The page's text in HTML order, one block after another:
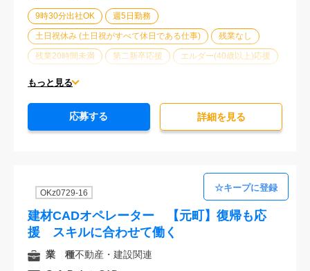
9時30分出社OK 週5日勤務
土日祝休み (土日祝がすべて休日である仕事) 残業なし
残業20時間未満 第二新卒応援 エルダー(40歳以上)応援
ブランクOK
もっと見る
応募する 詳細を⾒る
OKz0729-16
建材CADオペレーター 【元町】復帰も応
援 スキルに合わせて働く
業 種不動産・建設関連